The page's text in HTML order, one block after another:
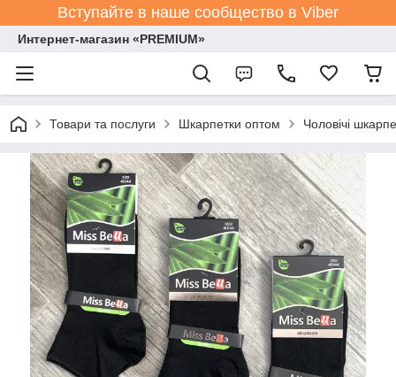
Вступайте в наше сообщество в Viber
Интернет-магазин «PREMIUM»
Товари та послуги Шкарпетки оптом Чоловічі